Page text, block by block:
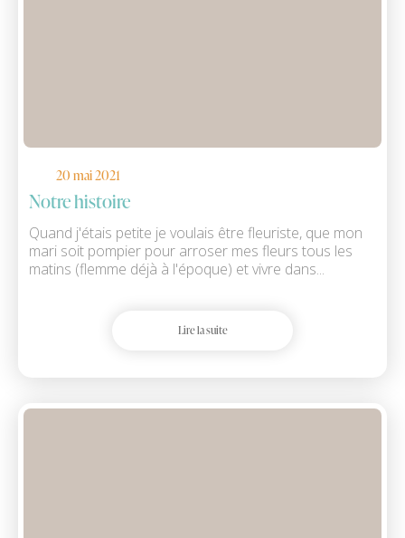
20 mai 2021
Notre histoire
Quand j'étais petite je voulais être fleuriste, que mon
mari soit pompier pour arroser mes fleurs tous les
matins (flemme déjà à l'époque) et vivre dans...
Lire la suite